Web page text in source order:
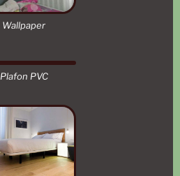
Wallpaper
Plafon PVC